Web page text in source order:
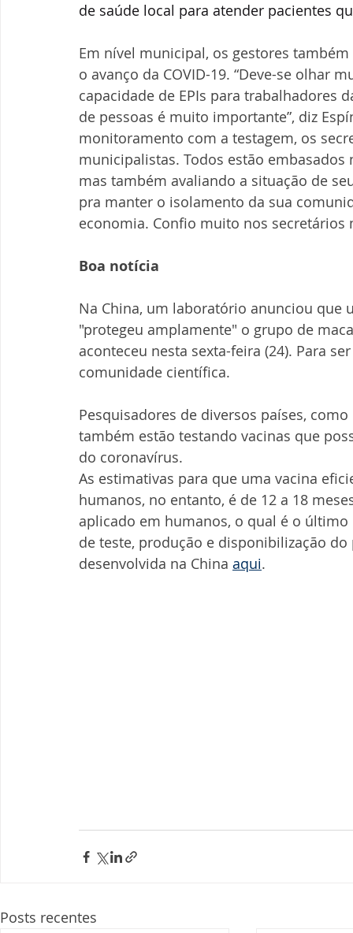
de saúde local para atender pacientes
Em nível municipal, os gestores
o avanço da COVID-19. “Deve-se olhar
capacidade de EPIs para trabalhadores
de pessoas é muito importante”, diz
monitoramento com a testagem, os
municipalistas. Todos estão
mas também avaliando a situação de
pra manter o isolamento da sua
economia. Confio muito nos secretários
Boa notícia
Na China, um laboratório anunciou
"protegeu amplamente" o grupo de
aconteceu nesta sexta-feira (24). Para
comunidade científica.
Pesquisadores de diversos países,
também estão testando vacinas que
do coronavírus.
As estimativas para que uma vacina
humanos, no entanto, é de 12 a 18
aplicado em humanos, o qual é o
de teste, produção e disponibilização
desenvolvida na China aqui.
Posts recentes